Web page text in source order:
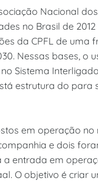
Nacional
no Brasil de
da CPFL de uma
Nessas bases,
no Sistema
estrutura do
em operação
e dois
a entrada em
O objetivo é criar